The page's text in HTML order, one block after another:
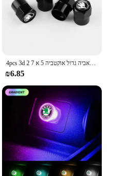
4pcs 3d מכונת מתכת סטיילינג גלגל שסתום אוויר מכסה מכסה עבור סקודה פאביה גדול אוקטביה 5 א 7 2 kodiaq scala
₪6.85